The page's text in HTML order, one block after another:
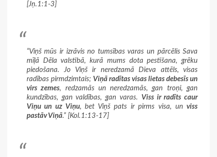
[Jņ.1:1-3]
“Viņš mūs ir izrāvis no tumsības varas un pārcēlis Sava
mīļā Dēla valstībā, kurā mums dota pestīšana, grēku
piedošana. Jo Viņš ir neredzamā Dieva attēls, visas
radības pirmdzimtais; Viņā radītas visas lietas debesīs un
virs zemes, redzamās un neredzamās, gan troņi, gan
kundzības, gan valdības, gan varas. Viss ir radīts caur
Viņu un uz Viņu, bet Viņš pats ir pirms visa, unviss
pastāv Viņā.” [Kol.1:13-17]